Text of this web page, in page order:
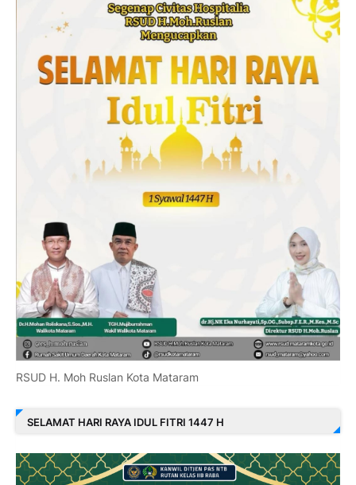
RSUD H. Moh Ruslan Kota Mataram
SELAMAT HARI RAYA IDUL FITRI 1447 H